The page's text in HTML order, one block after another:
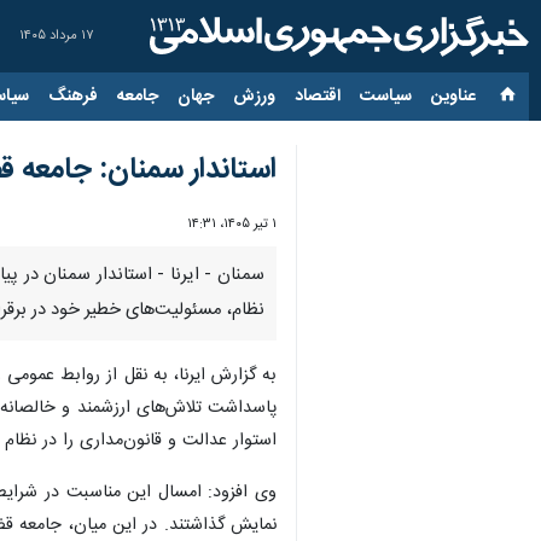
۱۷ مرداد ۱۴۰۵
عناوین‌ سیاست اقتصاد ورزش جهان جامعه فرهنگ
استاندار سمنان:
۱ تیر ۱۴۰۵، ۱۴:۳۱